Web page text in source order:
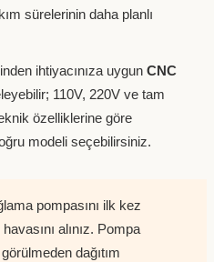
sürelerinin daha planlı
ihtiyacınıza uygun CNC
110V, 220V ve tam
özelliklerine göre
modeli seçebilirsiniz.
pompasını ilk kez
alınız. Pompa
dağıtım